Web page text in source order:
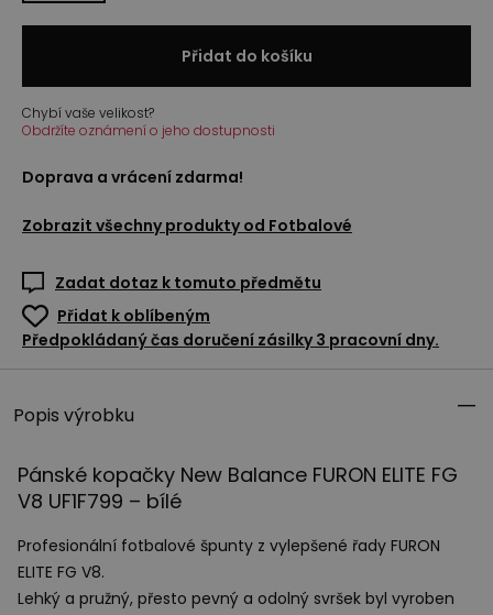
Přidat do košíku
Chybí vaše velikost?
Obdržíte oznámení o jeho dostupnosti
Doprava a vrácení zdarma!
Zobrazit všechny produkty od Fotbalové
Zadat dotaz k tomuto předmětu
Přidat k oblíbeným
Předpokládaný čas doručení zásilky 3 pracovní dny.
Popis výrobku
Pánské kopačky New Balance FURON ELITE FG
V8 UF1F799 – bílé
Profesionální fotbalové špunty z vylepšené řady FURON
ELITE FG V8.
Lehký a pružný, přesto pevný a odolný svršek byl vyroben